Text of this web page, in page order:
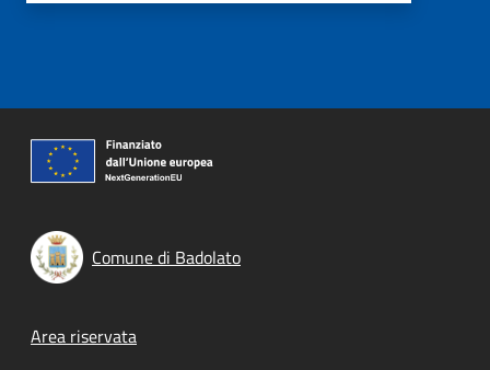
Comune di Badolato
Footer menu
Area riservata